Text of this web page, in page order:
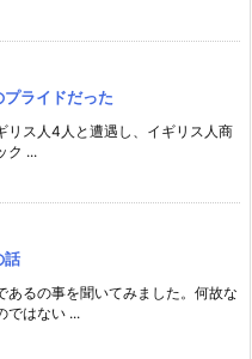
ライドだった
リス人4人と遭遇し、イギリス人商
ク ...
話
あるの事を聞いてみました。何故な
ではない ...